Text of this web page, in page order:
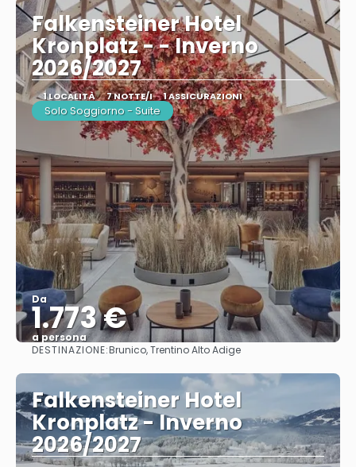
Falkensteiner Hotel
Kronplatz - - Inverno
2026/2027
1 LOCALITÀ 7 NOTTE/I 1 ASSICURAZIONI
Solo Soggiorno - Suite
Da
1.773 €
a persona
Vedere
DESTINAZIONE:Brunico, Trentino Alto Adige
Falkensteiner Hotel
Kronplatz - Inverno
2026/2027